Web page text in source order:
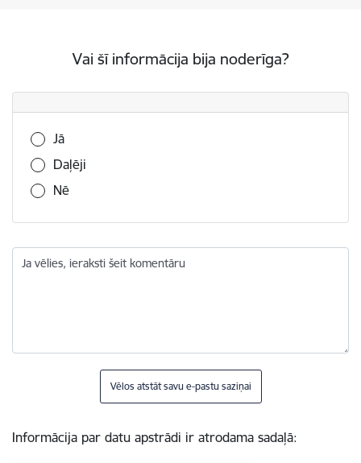
Vai šī informācija bija noderīga?
Vai šī informācija bija noderīga?
Jā
Daļēji
Nē
Ja vēlies, ieraksti šeit komentāru
Vēlos atstāt savu e-pastu saziņai
Informācija par datu apstrādi ir atrodama sadaļā: